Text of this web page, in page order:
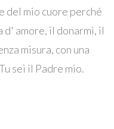
del mio cuore perché
d' amore, il donarmi, il
misura, con una
sei il Padre mio.